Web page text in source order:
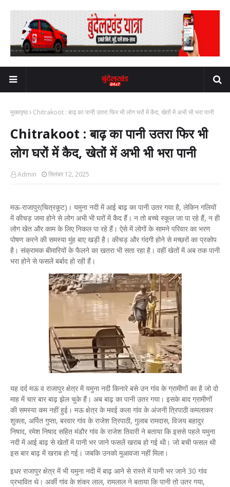
मुख्यपृष्ठ Chitrakoot : बाढ़ का पानी उतरा फिर भी लोग घरों में कैद, खेतों में अभी भी भरा पानी
Chitrakoot : बाढ़ का पानी उतरा फिर भी
लोग घरों में कैद, खेतों में अभी भी भरा पानी
Admin सितंबर 12, 2025
मऊ-राजापुर(चित्रकूट)। यमुना नदी में आई बाढ़ का पानी उतर गया है, लेकिन गलियों
में कीचड़ जमा होने से लोग अभी भी घरों में कैद हैं। न तो बच्चे स्कूल जा पा रहे हैं, न ही
लोग खेत और काम के लिए निकल पा रहे हैं। ऐसे में लोगों के सामने परिवार का भरण
पोषण करने की समस्या मुंह बाए खड़ी है। कीचड़ और गंदगी होने से मच्छरों का प्रकोप
है। संक्रामक बीमारियों के फैलने का खतरा भी सता रहा है। वहीं खेतों में अब तक पानी
भरा होने से फसलें बर्बाद हो रही हैं।
यह दर्द मऊ व राजापुर क्षेत्र में यमुना नदी किनारे बसे उन गांव के ग्रामीणों का है जो दो
माह में चार बार बाढ़ झेल चुके हैं। अब बाढ़ का पानी उतर गया। इसके बाद ग्रामीणों
की समस्या कम नहीं हुई। मऊ क्षेत्र के मवई कला गांव के अंजनी त्रिपाठी कमलाकर
शुक्ला, अर्पित गुप्ता, बरवार गांव के राजेश त्रिपाठी, गुलाब रामदास, विजय बहादुर
निषाद, रमेश निषाद सहित मंडौर गांव के राजेश तिवारी ने बताया कि इससे पहले यमुना
नदी में आई बाढ़ से खेतों में पानी भर जाने फसलें खराब हो गई थी। जो बची फसल थी
इस बार बाढ़ में खराब हो गई। जबकि उनको मुआवजा नहीं मिला।
इधर राजापुर क्षेत्र में भी यमुना नदी में बाढ़ आने से रास्ते में पानी भर जाने 30 गांव
प्रभावित थे। अर्की गांव के शंकर लाल, रामलाल ने बताया कि पानी तो उतर गया,